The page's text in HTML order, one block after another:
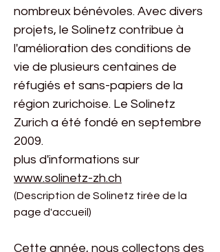
nombreux bénévoles. Avec divers
projets, le Solinetz contribue à
l'amélioration des conditions de
vie de plusieurs centaines de
réfugiés et sans-papiers de la
région zurichoise. Le Solinetz
Zurich a été fondé en septembre
2009.
plus d'informations sur
www.solinetz-zh.ch
(Description de Solinetz tirée de la
page d'accueil)
Cette année, nous collectons des